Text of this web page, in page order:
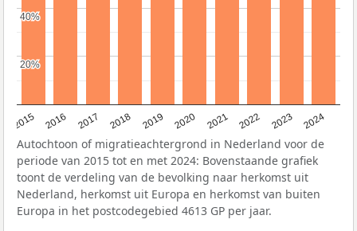
2015 2016 2017 2018 2019 2020 2021 2022 2023 2024
20%
20%
40%
40%
Autochtoon of migratieachtergrond in Nederland voor de
periode van 2015 tot en met 2024: Bovenstaande grafiek
toont de verdeling van de bevolking naar herkomst uit
Nederland, herkomst uit Europa en herkomst van buiten
Europa in het postcodegebied 4613 GP per jaar.